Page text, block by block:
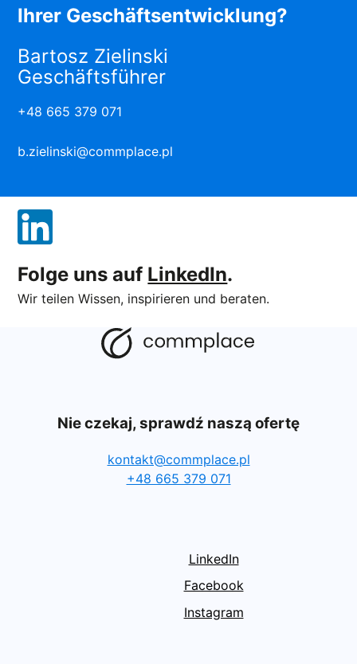
Ihrer Geschäftsentwicklung?
Bartosz Zielinski
Geschäftsführer
+48 665 379 071
b.zielinski@commplace.pl
Folge uns auf LinkedIn.
Wir teilen Wissen, inspirieren und beraten.
Nie czekaj, sprawdź naszą ofertę
kontakt@commplace.pl
+48 665 379 071
LinkedIn
Facebook
Instagram